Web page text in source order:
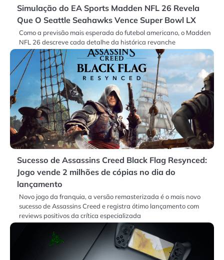
Simulação do EA Sports Madden NFL 26 Revela
Que O Seattle Seahawks Vence Super Bowl LX
Como a previsão mais esperada do futebol americano, o Madden
NFL 26 descreve cada detalhe da histórica revanche
Sucesso de Assassins Creed Black Flag Resynced:
Jogo vende 2 milhões de cópias no dia do
lançamento
Novo jogo da franquia, a versão remasterizada é o mais novo
sucesso de Assassins Creed e registra ótimo lançamento com
reviews positivos da crítica especializada